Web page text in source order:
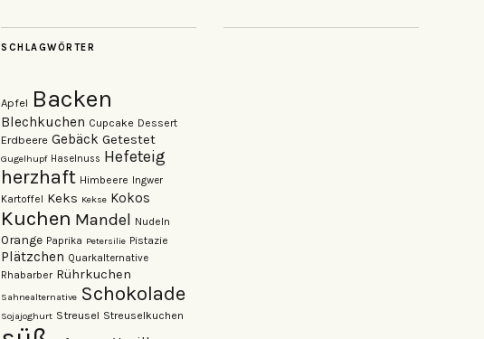
SCHLAGWÖRTER
Apfel Backen
Blechkuchen Cupcake Dessert
Erdbeere Gebäck Getestet
Gugelhupf Haselnuss Hefeteig
herzhaft Himbeere Ingwer
Kartoffel Keks Kekse Kokos
Kuchen Mandel Nudeln
Orange Paprika Petersilie Pistazie
Plätzchen Quarkalternative
Rhabarber Rührkuchen
Sahnealternative Schokolade
Sojajoghurt Streusel Streuselkuchen